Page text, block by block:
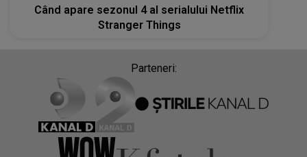
Când apare sezonul 4 al serialului Netflix
Stranger Things
Parteneri: